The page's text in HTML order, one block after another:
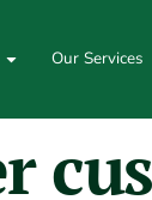
Our Services